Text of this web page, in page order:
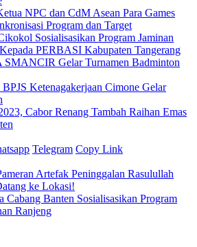
NPC dan CdM Asean Para Games
Program dan Target
Sosialisasikan Program Jaminan
PERBASI Kabupaten Tangerang
SMANCIR Gelar Turnamen Badminton
BPJS Ketenagakerjaan Cimone Gelar
Cabor Renang Tambah Raihan Emas
Telegram Copy Link
Artefak Peninggalan Rasulullah
ke Lokasi!
Cabang Banten Sosialisasikan Program
Ranjeng